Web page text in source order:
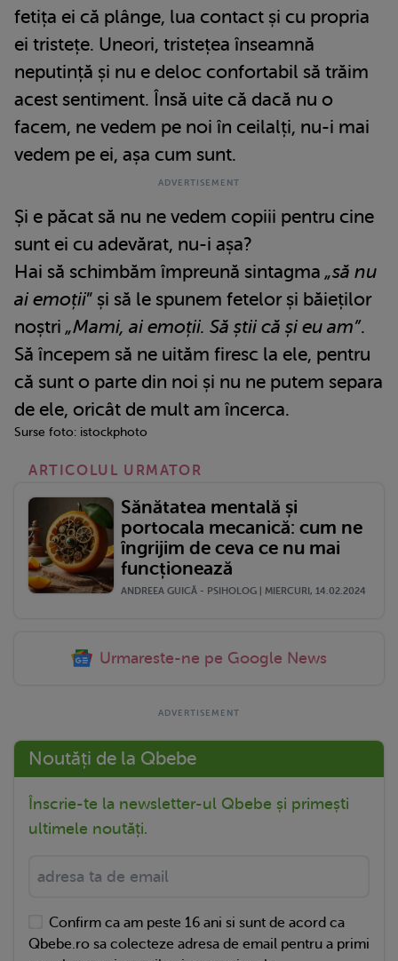
fetița ei că plânge, lua contact și cu propria
ei tristețe. Uneori, tristețea înseamnă
neputință și nu e deloc confortabil să trăim
acest sentiment. Însă uite că dacă nu o
facem, ne vedem pe noi în ceilalți, nu-i mai
vedem pe ei, așa cum sunt.
Și e păcat să nu ne vedem copiii pentru cine
sunt ei cu adevărat, nu-i așa?
Hai să schimbăm împreună sintagma „să nu
ai emoții” și să le spunem fetelor și băieților
noștri „Mami, ai emoții. Să știi că și eu am”.
Să începem să ne uităm firesc la ele, pentru
că sunt o parte din noi și nu ne putem separa
de ele, oricât de mult am încerca.
Surse foto: istockphoto
ARTICOLUL URMATOR
Sănătatea mentală și
portocala mecanică: cum ne
îngrijim de ceva ce nu mai
funcționează
ANDREEA GUICĂ - PSIHOLOG | MIERCURI, 14.02.2024
Urmareste-ne pe Google News
Noutăți de la Qbebe
Înscrie-te la newsletter-ul Qbebe și primești
ultimele noutăți.
Confirm ca am peste 16 ani si sunt de acord ca
Qbebe.ro sa colecteze adresa de email pentru a primi